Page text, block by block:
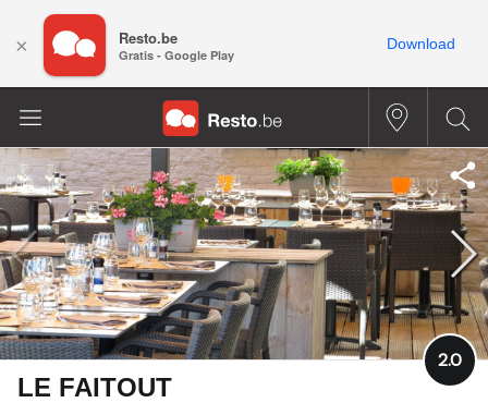
LE FAITOUT
2.0
× Resto.be
Gratis - Google Play
Download